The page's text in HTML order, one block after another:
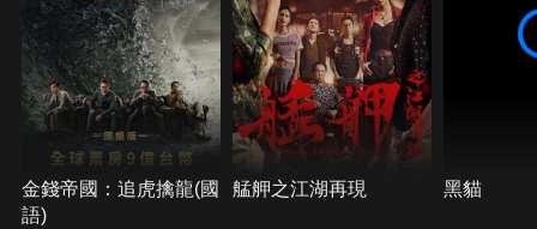
金錢帝國：追虎擒龍(國
語)
艋舺之江湖再現 黑貓